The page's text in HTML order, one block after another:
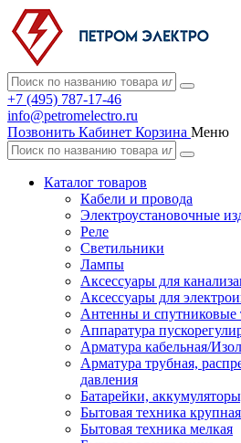
+7 (495) 787-17-46
info@petromelectro.ru
Позвонить Кабинет Корзина Меню
Каталог товаров
Кабели и провода
Электроустановочные
Реле
Светильники
Лампы
Аксессуары для
Аксессуары для
Антенны и спутниковые
Аппаратура
Арматура кабельная/
Арматура трубная,
давления
Батарейки,
Бытовая техника крупная
Бытовая техника мелкая